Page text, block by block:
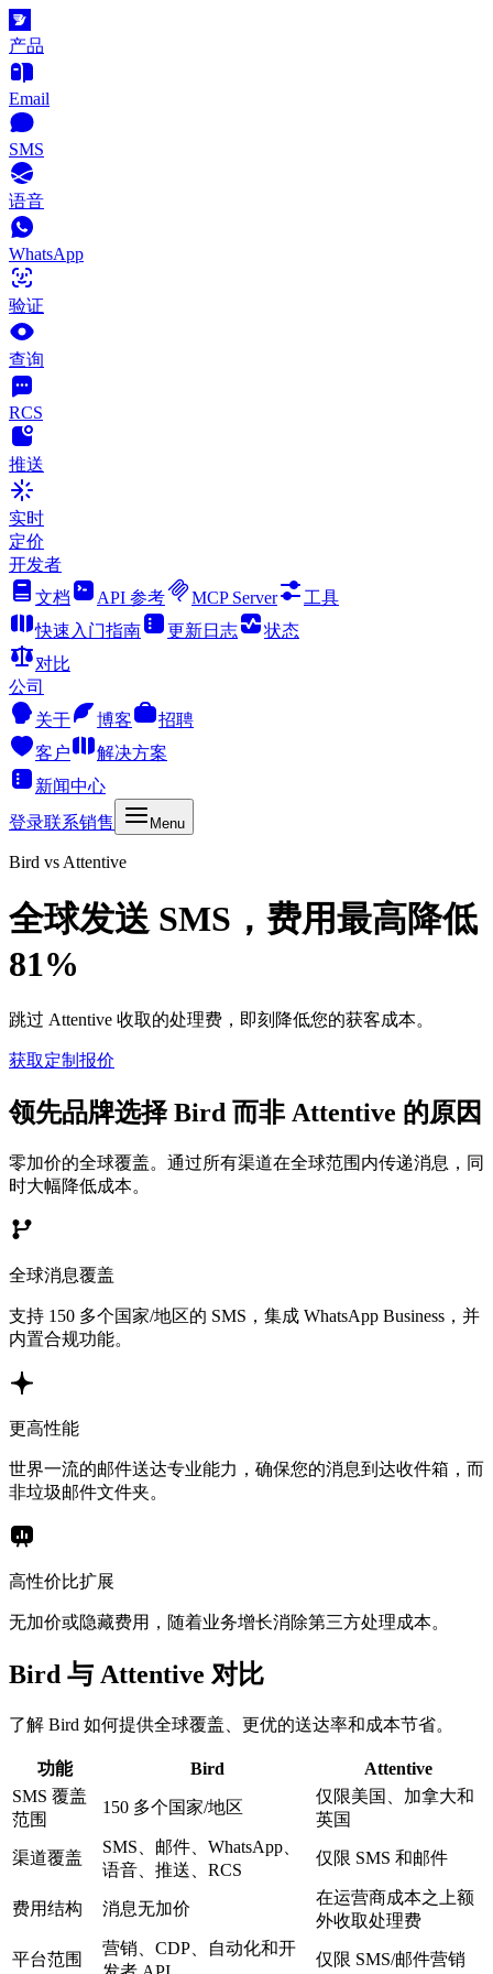
产品
Email
SMS
语音
WhatsApp
验证
查询
RCS
推送
实时
定价
开发者
文档
API 参考 MCP Server
工具
快速入门指南
更新日志
状态
对比
公司
关于
博客
招聘
客户
解决方案
新闻中心
登录联系销售 Menu
Bird vs Attentive
全球发送 SMS，费用最高降低
81%
跳过 Attentive 收取的处理费，即刻降低您的获客成本。
获取定制报价
领先品牌选择 Bird 而非 Attentive 的原因
零加价的全球覆盖。通过所有渠道在全球范围内传递消息，同
时大幅降低成本。
全球消息覆盖
支持 150 多个国家/地区的 SMS，集成 WhatsApp Business，并
内置合规功能。
更高性能
世界一流的邮件送达专业能力，确保您的消息到达收件箱，而
非垃圾邮件文件夹。
高性价比扩展
无加价或隐藏费用，随着业务增长消除第三方处理成本。
Bird 与 Attentive 对比
了解 Bird 如何提供全球覆盖、更优的送达率和成本节省。
功能 Bird
Attentive
SMS 覆盖
范围
150 多个国家/地区
仅限美国、加拿大和
英国
渠道覆盖
SMS、邮件、WhatsApp、
语音、推送、RCS
仅限 SMS 和邮件
费用结构 消息无加价
在运营商成本之上额
外收取处理费
平台范围
营销、CDP、自动化和开
仅限 SMS/邮件营销